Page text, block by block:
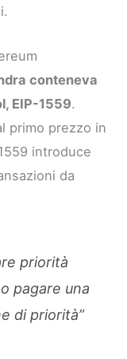
conteneva
EIP-1559.
primo prezzo in
introduce
da
priorità
pagare una
di priorità”